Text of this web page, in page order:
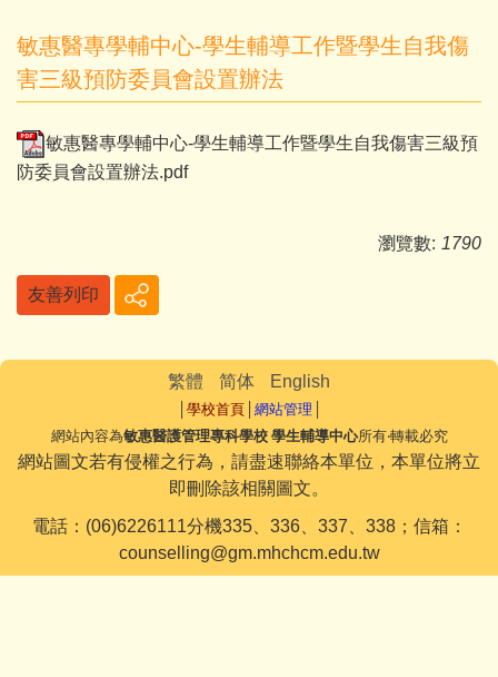
敏惠醫專學輔中心-學生輔導工作暨學生自我傷
害三級預防委員會設置辦法
敏惠醫專學輔中心-學生輔導工作暨學生自我傷害三級預
防委員會設置辦法.pdf
瀏覽數: 1790
友善列印
繁體 简体 English
學校首頁│ 網站管理
網站內容為敏惠醫護管理專科學校 學生輔導中心所有‧轉載必究
網站圖文若有侵權之行為，請盡速聯絡本單位，本單位將立
即刪除該相關圖文。
電話：(06)6226111分機335、336、337、338；信箱：
counselling@gm.mhchcm.edu.tw